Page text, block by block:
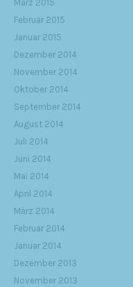
März 2015
Februar 2015
Januar 2015
Dezember 2014
November 2014
Oktober 2014
September 2014
August 2014
Juli 2014
Juni 2014
Mai 2014
April 2014
März 2014
Februar 2014
Januar 2014
Dezember 2013
November 2013